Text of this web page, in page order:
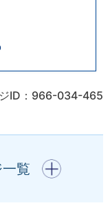
ID：966-034-465
覧